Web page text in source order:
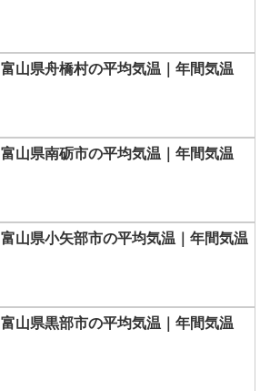
富山県舟橋村の平均気温｜年間気温
富山県南砺市の平均気温｜年間気温
富山県小矢部市の平均気温｜年間気温
富山県黒部市の平均気温｜年間気温